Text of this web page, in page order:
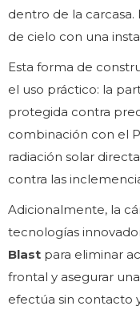
dentro de la
de cielo con una
Esta forma de
el uso práctico: la
protegida contra
combinación con el
radiación solar
contra las
Adicionalmente, la
tecnologías
Blast para eliminar
frontal y asegurar
efectúa sin contacto